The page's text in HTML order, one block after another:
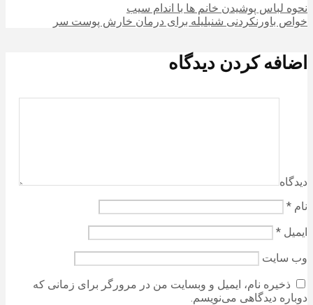
نحوه لباس پوشیدن خانم ها با اندام سیب
خواص باورنکردنی شنبلیله برای درمان خارش پوست سر
اضافه کردن دیدگاه
دیدگاه
نام *
ایمیل *
وب‌ سایت
ذخیره نام، ایمیل و وبسایت من در مرورگر برای زمانی که
دوباره دیدگاهی می‌نویسم.